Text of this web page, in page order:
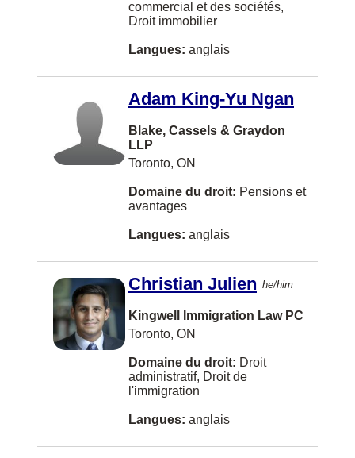
Sherwood Park
Woodbridge
CALGARY
Cambridge
Campbell River
Caraquet
Laval
Peterborough
Sidney
Somalien
Yougoslave
Résolution extrajudiciaire des différends
Sûretés mobilières
Testaments et fiducies
commercial et des sociétés,
Droit immobilier
Langues: anglais
Adam King-Yu Ngan
Blake, Cassels & Graydon
LLP
Toronto, ON
Domaine du droit: Pensions et
avantages
Langues: anglais
Christian Julien he/him
Kingwell Immigration Law PC
Toronto, ON
Domaine du droit: Droit
administratif, Droit de
l'immigration
Langues: anglais